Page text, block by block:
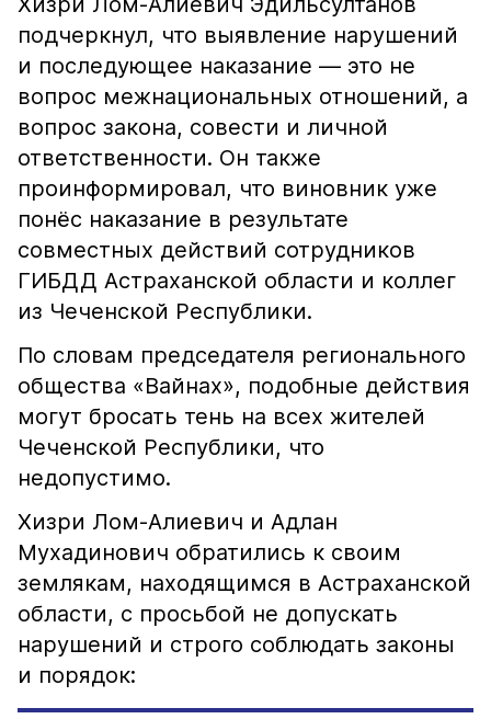
подчеркнул, что выявление нарушений
и последующее наказание — это не
вопрос межнациональных отношений, а
вопрос закона, совести и личной
ответственности. Он также
проинформировал, что виновник уже
понёс наказание в результате
совместных действий сотрудников
ГИБДД Астраханской области и коллег
из Чеченской Республики.
По словам председателя регионального
общества «Вайнах», подобные действия
могут бросать тень на всех жителей
Чеченской Республики, что
недопустимо.
Хизри Лом-Алиевич и Адлан
Мухадинович обратились к своим
землякам, находящимся в Астраханской
области, с просьбой не допускать
нарушений и строго соблюдать законы
и порядок: